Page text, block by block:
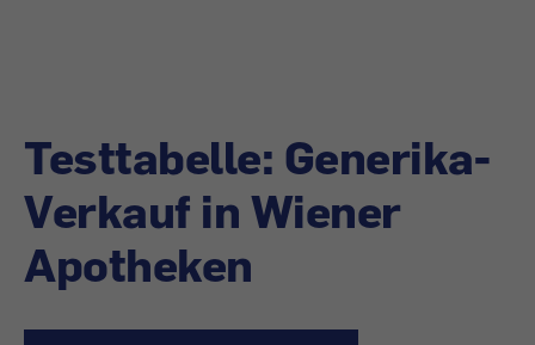
Testtabelle: Generika-
Verkauf in Wiener
Apotheken